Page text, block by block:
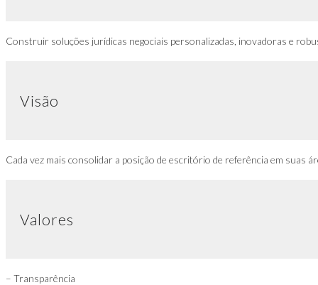
Construir soluções jurídicas negociais personalizadas, inovadoras e
Visão
Cada vez mais consolidar a posição de escritório de referência em suas
Valores
– Transparência